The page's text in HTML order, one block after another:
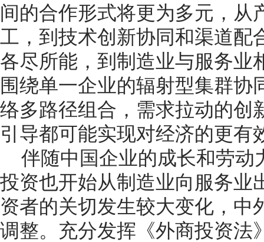
间的合作形式将更为多元，从
工，到技术创新协同和渠道配
各尽所能，到制造业与服务业
围绕单一企业的辐射型集群协
络多路径组合，需求拉动的创
引导都可能实现对经济的更有
伴随中国企业的成长和劳动
投资也开始从制造业向服务业
资者的关切发生较大变化，中
调整。充分发挥《外商投资法